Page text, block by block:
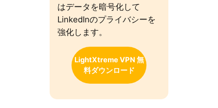
はデータを暗号化して
LinkedInのプライバシーを
強化します。
LightXtreme VPN 無
料ダウンロード